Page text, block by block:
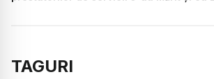
TAGURI